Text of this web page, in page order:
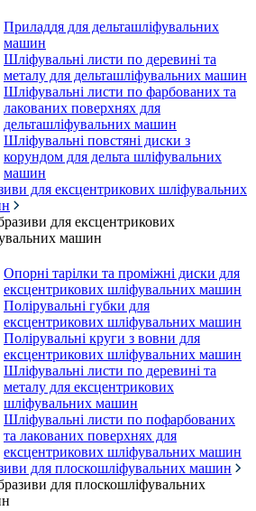
Приладдя для дельташліфувальних
машин
Шліфувальні листи по деревині та
металу для дельташліфувальних машин
Шліфувальні листи по фарбованих та
лакованих поверхнях для
дельташліфувальних машин
Шліфувальні повстяні диски з
корундом для дельта шліфувальних
машин
для ексцентрикових шліфувальних
для ексцентрикових
машин
Опорні тарілки та проміжні диски для
ексцентрикових шліфувальних машин
Полірувальні губки для
ексцентрикових шліфувальних машин
Полірувальні круги з вовни для
ексцентрикових шліфувальних машин
Шліфувальні листи по деревині та
металу для ексцентрикових
шліфувальних машин
Шліфувальні листи по пофарбованих
та лакованих поверхнях для
ексцентрикових шліфувальних машин
для плоскошліфувальних машин
для плоскошліфувальних